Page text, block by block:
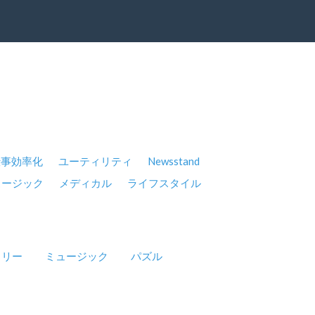
効率化 ユーティリティ
Newsstand
ージック メディカル
ライフスタイル
ー ミュージック パズル